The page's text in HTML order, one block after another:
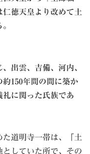
仁徳天皇より改めて土
出雲、吉備、河内、
150年間の間に築か
に関った氏族であ
道明寺一帯は、「土
していた所で、その